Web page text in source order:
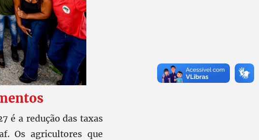
é a redução das taxas
Os agricultores que